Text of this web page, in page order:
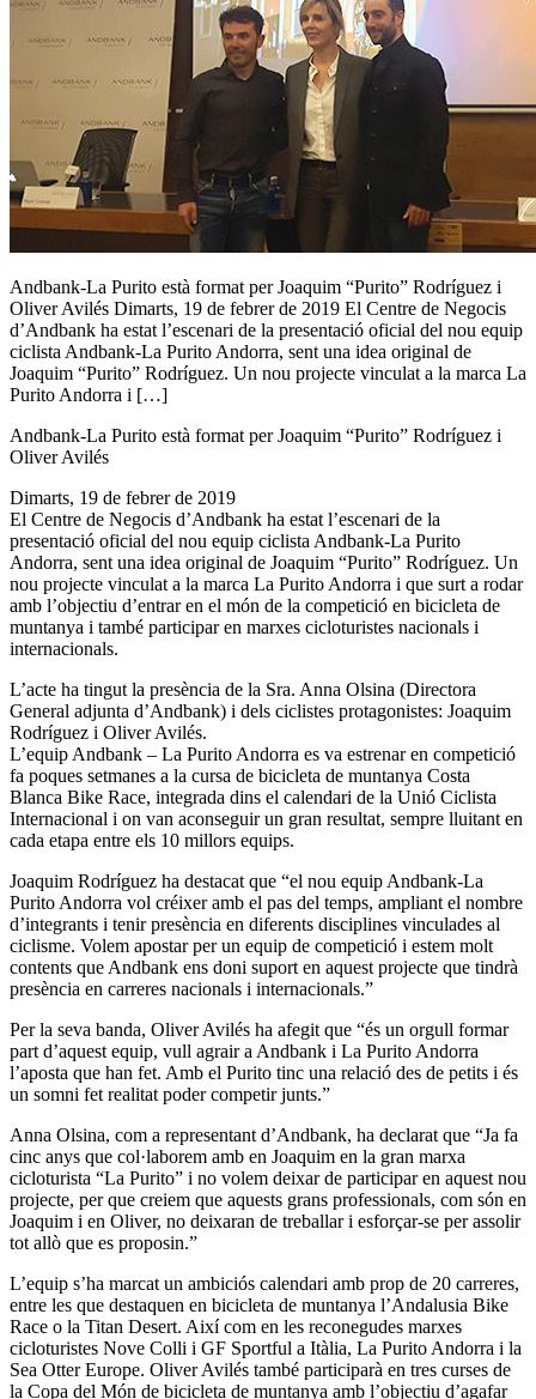
Andbank-La Purito està format per Joaquim “Purito” Rodríguez i
Oliver Avilés Dimarts, 19 de febrer de 2019 El Centre de Negocis
d’Andbank ha estat l’escenari de la presentació oficial del nou equip
ciclista Andbank-La Purito Andorra, sent una idea original de
Joaquim “Purito” Rodríguez. Un nou projecte vinculat a la marca La
Purito Andorra i […]
Andbank-La Purito està format per Joaquim “Purito” Rodríguez i
Oliver Avilés
Dimarts, 19 de febrer de 2019
El Centre de Negocis d’Andbank ha estat l’escenari de la
presentació oficial del nou equip ciclista Andbank-La Purito
Andorra, sent una idea original de Joaquim “Purito” Rodríguez. Un
nou projecte vinculat a la marca La Purito Andorra i que surt a rodar
amb l’objectiu d’entrar en el món de la competició en bicicleta de
muntanya i també participar en marxes cicloturistes nacionals i
internacionals.
L’acte ha tingut la presència de la Sra. Anna Olsina (Directora
General adjunta d’Andbank) i dels ciclistes protagonistes: Joaquim
Rodríguez i Oliver Avilés.
L’equip Andbank – La Purito Andorra es va estrenar en competició
fa poques setmanes a la cursa de bicicleta de muntanya Costa
Blanca Bike Race, integrada dins el calendari de la Unió Ciclista
Internacional i on van aconseguir un gran resultat, sempre lluitant en
cada etapa entre els 10 millors equips.
Joaquim Rodríguez ha destacat que “el nou equip Andbank-La
Purito Andorra vol créixer amb el pas del temps, ampliant el nombre
d’integrants i tenir presència en diferents disciplines vinculades al
ciclisme. Volem apostar per un equip de competició i estem molt
contents que Andbank ens doni suport en aquest projecte que tindrà
presència en carreres nacionals i internacionals.”
Per la seva banda, Oliver Avilés ha afegit que “és un orgull formar
part d’aquest equip, vull agrair a Andbank i La Purito Andorra
l’aposta que han fet. Amb el Purito tinc una relació des de petits i és
un somni fet realitat poder competir junts.”
Anna Olsina, com a representant d’Andbank, ha declarat que “Ja fa
cinc anys que col·laborem amb en Joaquim en la gran marxa
cicloturista “La Purito” i no volem deixar de participar en aquest nou
projecte, per que creiem que aquests grans professionals, com són en
Joaquim i en Oliver, no deixaran de treballar i esforçar-se per assolir
tot allò que es proposin.”
L’equip s’ha marcat un ambiciós calendari amb prop de 20 carreres,
entre les que destaquen en bicicleta de muntanya l’Andalusia Bike
Race o la Titan Desert. Així com en les reconegudes marxes
cicloturistes Nove Colli i GF Sportful a Itàlia, La Purito Andorra i la
Sea Otter Europe. Oliver Avilés també participarà en tres curses de
la Copa del Món de bicicleta de muntanya amb l’objectiu d’agafar